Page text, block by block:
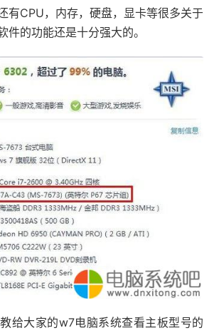
有CPU，内存，硬盘，显卡等很多关于
件的功能还是十分强大的。
大家的w7电脑系统查看主板型号的